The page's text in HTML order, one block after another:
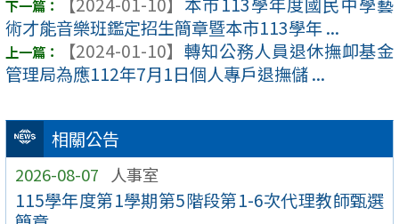
相關公告
2026-08-07 人事室
115學年度第1學期第5階段第1-6次代理教師甄選
術才能音樂班鑑定招生簡章暨本市113學年 ...
【2024-01-10】 轉知公務人員退休撫卹基金
管理局為應112年7月1日個人專戶退撫儲 ...